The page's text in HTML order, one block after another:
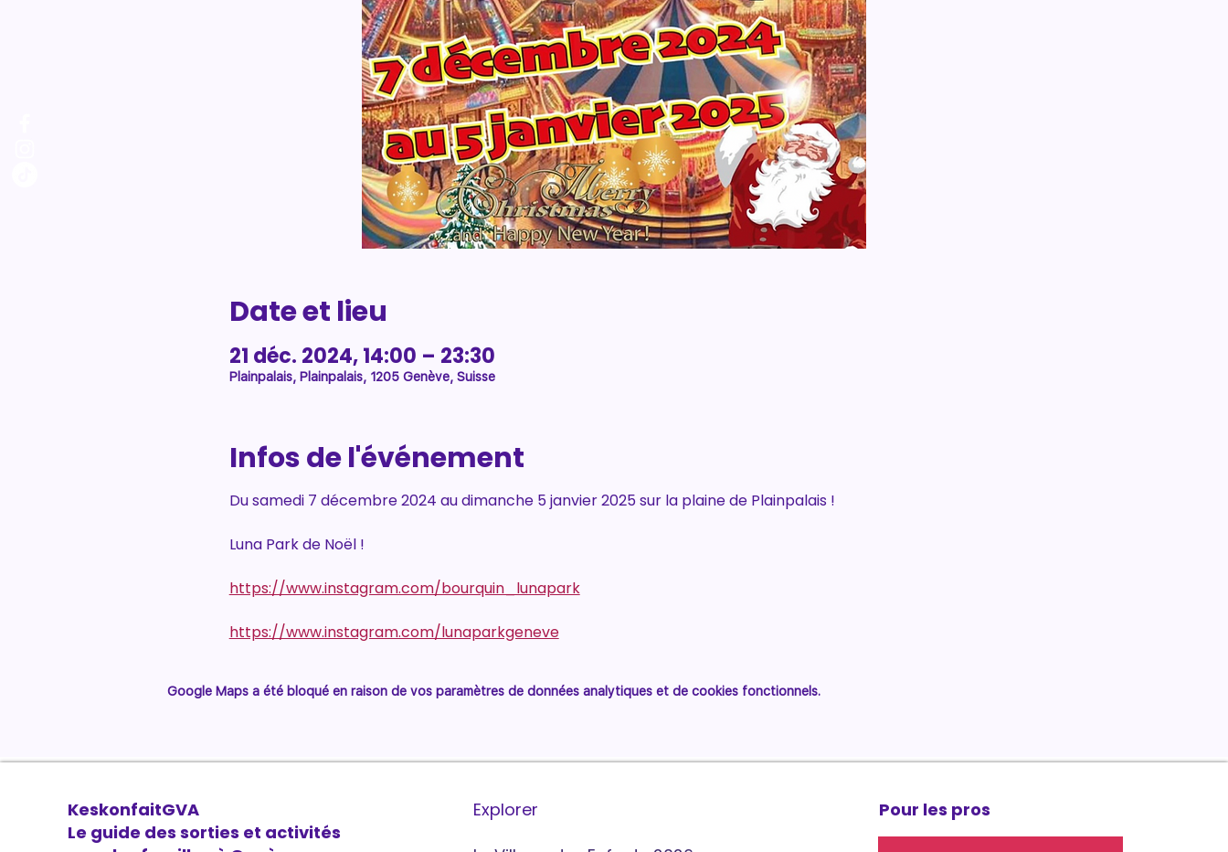
Date et lieu
21 déc. 2024, 14:00 – 23:30
Plainpalais, Plainpalais, 1205 Genève, Suisse
Infos de l'événement
Du samedi 7 décembre 2024 au dimanche 5 janvier 2025 sur la plaine de Plainpalais !
Luna Park de Noël !
https://www.instagram.com/bourquin_lunapark
https://www.instagram.com/lunaparkgeneve
Google Maps a été bloqué en raison de vos paramètres de données analytiques et de cookies fonctionnels.
KeskonfaitGVA
Le guide des sorties et activités
Explorer
Pour les pros